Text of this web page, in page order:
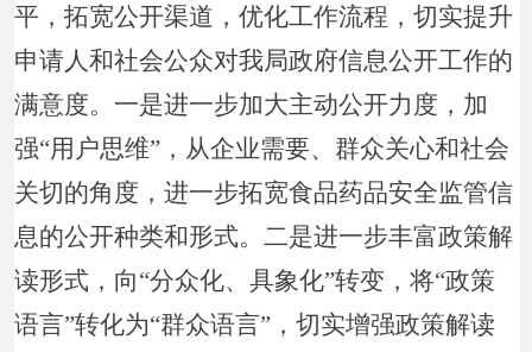
平，拓宽公开渠道，优化工作流程，切实提升
申请人和社会公众对我局政府信息公开工作的
满意度。一是进一步加大主动公开力度，加
强“用户思维”，从企业需要、群众关心和社会
关切的角度，进一步拓宽食品药品安全监管信
息的公开种类和形式。二是进一步丰富政策解
读形式，向“分众化、具象化”转变，将“政策
语言”转化为“群众语言”，切实增强政策解读